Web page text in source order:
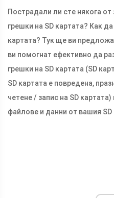
Пострадали ли сте някога от
грешки на SD картата? Как
картата? Тук ще ви
ви помогнат ефективно да
грешки на SD картата (SD
SD картата е повредена,
четене / запис на SD
файлове и данни от вашия SD